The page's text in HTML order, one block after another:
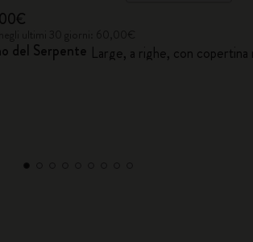
del Serpente Large, a righe, con